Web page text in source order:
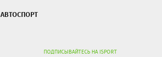
АВТОСПОРТ
ПОДПИСЫВАЙТЕСЬ НА ISPORT